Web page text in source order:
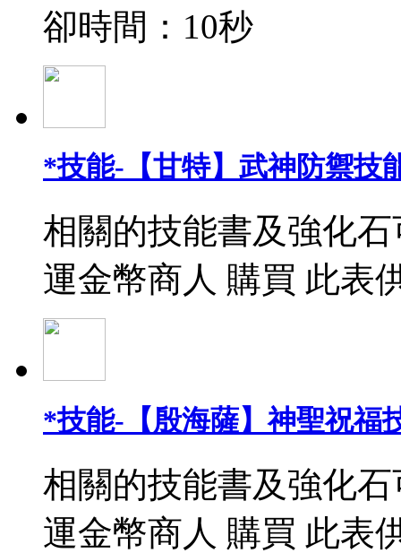
卻時間：10秒
*技能-【甘特】武神防禦技
相關的技能書及強化
運金幣商人 購買 此表
*技能-【殷海薩】神聖祝福
相關的技能書及強化
運金幣商人 購買 此表